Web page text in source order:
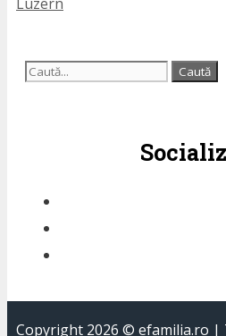
Caută
Copyright 2026 © efamilia.ro |